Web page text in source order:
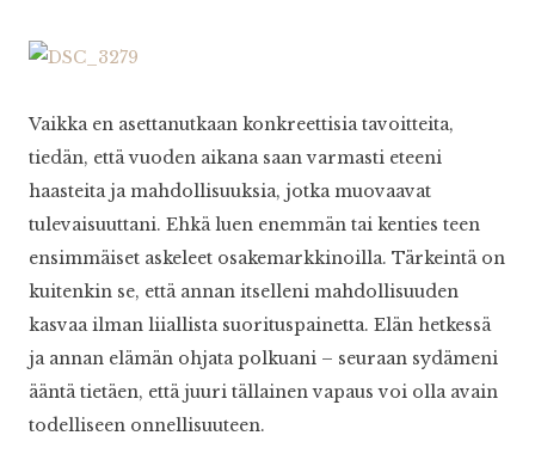
Vaikka en asettanutkaan konkreettisia tavoitteita,
tiedän, että vuoden aikana saan varmasti eteeni
haasteita ja mahdollisuuksia, jotka muovaavat
tulevaisuuttani. Ehkä luen enemmän tai kenties teen
ensimmäiset askeleet osakemarkkinoilla. Tärkeintä on
kuitenkin se, että annan itselleni mahdollisuuden
kasvaa ilman liiallista suorituspainetta. Elän hetkessä
ja annan elämän ohjata polkuani – seuraan sydämeni
ääntä tietäen, että juuri tällainen vapaus voi olla avain
todelliseen onnellisuuteen.